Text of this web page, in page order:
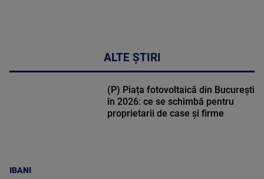
ALTE ȘTIRI
IBANI
(P) Piața fotovoltaică din București
în 2026: ce se schimbă pentru
proprietarii de case și firme